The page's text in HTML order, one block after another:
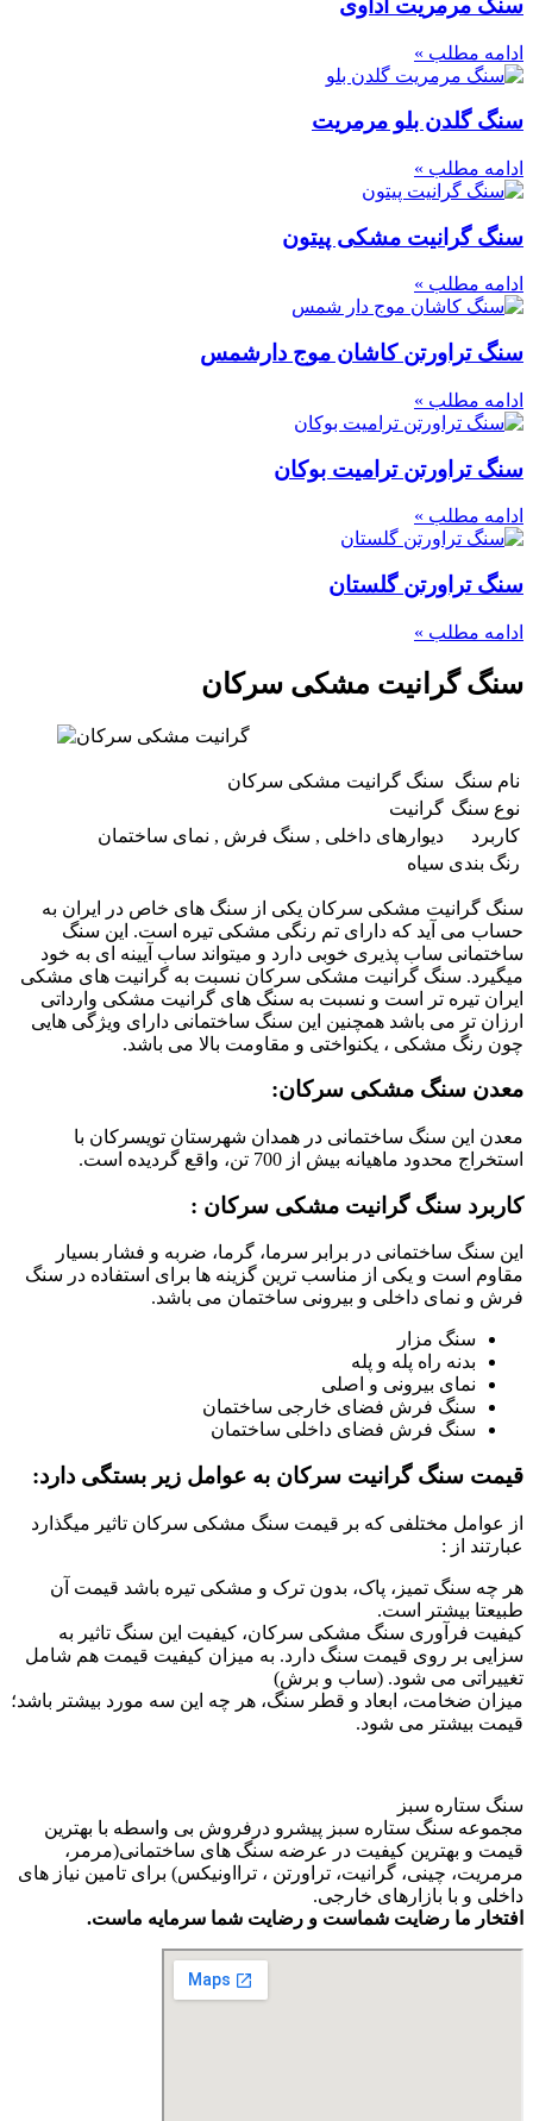
سنگ مرمریت اداوی
ادامه مطلب »
سنگ گلدن بلو مرمریت
ادامه مطلب »
سنگ گرانیت مشکی پیتون
ادامه مطلب »
سنگ تراورتن کاشان موج دارشمس
ادامه مطلب »
سنگ تراورتن ترامیت بوکان
ادامه مطلب »
سنگ تراورتن گلستان
ادامه مطلب »
سنگ گرانیت مشکی سرکان
نام سنگ
سنگ گرانیت مشکی سرکان
نوع سنگ گرانیت
کاربرد
دیوارهای داخلی , سنگ فرش , نمای ساختمان
رنگ بندی سیاه
سنگ گرانیت مشکی سرکان یکی از سنگ های خاص در ایران به
حساب می آید که دارای تم رنگی مشکی تیره است. این سنگ
ساختمانی ساب پذیری خوبی دارد و میتواند ساب آیینه ای به خود
میگیرد. سنگ گرانیت مشکی سرکان نسبت به گرانیت های مشکی
ایران تیره تر است و نسبت به سنگ های گرانیت مشکی وارداتی
ارزان تر می باشد همچنین این سنگ ساختمانی دارای ویژگی هایی
چون رنگ مشکی ، یکنواختی و مقاومت بالا می باشد.
معدن سنگ مشکی سرکان:
معدن این سنگ ساختمانی در همدان شهرستان تویسرکان با
استخراج محدود ماهیانه بیش از 700 تن، واقع گردیده است.
کاربرد سنگ گرانیت مشکی سرکان :
این سنگ ساختمانی در برابر سرما، گرما، ضربه و فشار بسیار
مقاوم است و یکی از مناسب ترین گزینه ها برای استفاده در سنگ
فرش و نمای داخلی و بیرونی ساختمان می باشد.
سنگ مزار
بدنه راه پله و پله
نمای بیرونی و اصلی
سنگ فرش فضای خارجی ساختمان
سنگ فرش فضای داخلی ساختمان
قیمت سنگ گرانیت سرکان به عوامل زیر بستگی دارد:
از عوامل مختلفی که بر قیمت سنگ مشکی سرکان تاثیر میگذارد
عبارتند از :
هر چه سنگ تمیز، پاک، بدون ترک و مشکی تیره باشد قیمت آن
طبیعتا بیشتر است.
کیفیت فرآوری سنگ مشکی سرکان، کیفیت این سنگ تاثیر به
سزایی بر روی قیمت سنگ دارد. به میزان کیفیت قیمت هم شامل
تغییراتی می شود. (ساب و برش)
میزان ضخامت، ابعاد و قطر سنگ، هر چه این سه مورد بیشتر باشد؛
قیمت بیشتر می شود.
سنگ ستاره سبز
مجموعه سنگ ستاره سبز پیشرو درفروش بی واسطه با بهترین
قیمت و بهترین کیفیت در عرضه سنگ های ساختمانی(مرمر،
مرمریت، چینی، گرانیت، تراورتن ، ترااونیکس) برای تامین نیاز های
داخلی و با بازارهای خارجی.
افتخار ما رضایت شماست و رضایت شما سرمایه ماست.